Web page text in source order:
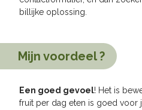
billijke oplossing
Mijn voordeel ?
Een goed gevoel! Het is
fruit per dag eten is goed voor